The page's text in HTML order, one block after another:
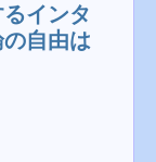
インタ
自由は